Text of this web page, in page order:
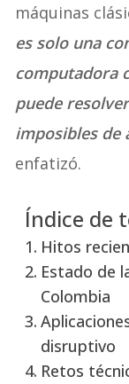
máquinas
es solo una
computadora
puede
imposibles de
enfatizó.
Índice de
Hitos
Estado de
Colombia
disruptivo
Retos